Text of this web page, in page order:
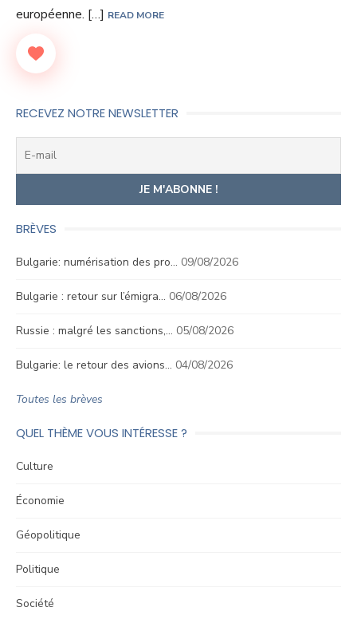
européenne. […] READ MORE
RECEVEZ NOTRE NEWSLETTER
BRÈVES
Bulgarie: numérisation des pro… 09/08/2026
Bulgarie : retour sur l’émigra… 06/08/2026
Russie : malgré les sanctions,… 05/08/2026
Bulgarie: le retour des avions… 04/08/2026
Toutes les brèves
QUEL THÈME VOUS INTÉRESSE ?
Culture
Économie
Géopolitique
Politique
Société